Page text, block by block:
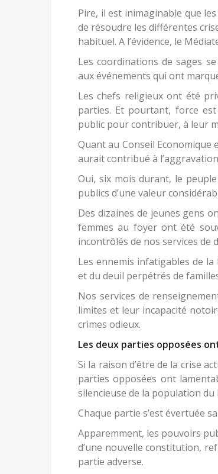
Pire, il est inimaginable que
de résoudre les différentes
habituel. A l’évidence, le
Les coordinations de sages
aux événements qui ont
Les chefs religieux ont été
parties. Et pourtant, force
public pour contribuer, à leur
Quant au Conseil Economique
aurait contribué à
Oui, six mois durant, le
publics d’une valeur
Des dizaines de jeunes gens
femmes au foyer ont été
incontrôlés de nos services de
Les ennemis infatigables de
et du deuil perpétrés de
Nos services de
limites et leur incapacité
crimes odieux.
Les deux parties opposées
Si la raison d’être de la crise
parties opposées ont
silencieuse de la population
Chaque partie s’est évertuée
Apparemment, les pouvoirs
d’une nouvelle constitution,
partie adverse.